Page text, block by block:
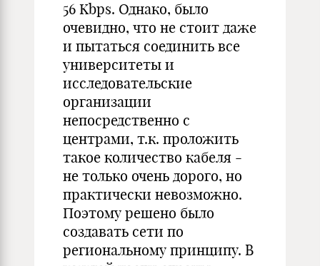
56 Kbps. Однако, было
очевидно, что не стоит даже
и пытаться соединить все
университеты и
исследовательские
организации
непосредственно с
центрами, т.к. проложить
такое количество кабеля -
не только очень дорого, но
практически невозможно.
Поэтому решено было
создавать сети по
региональному принципу. В